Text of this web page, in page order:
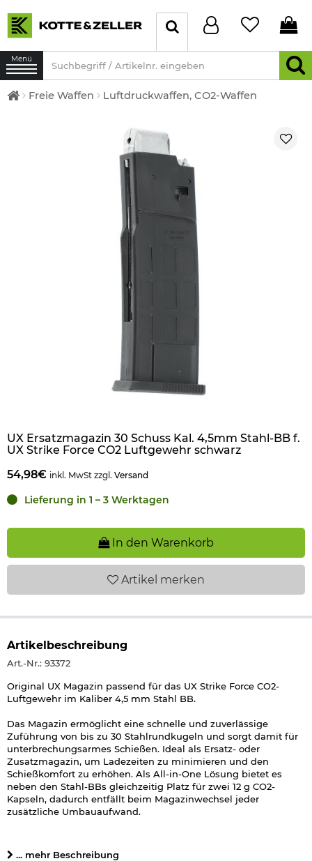
Menü
Freie Waffen Luftdruckwaffen, CO2-Waffen
UX Ersatzmagazin 30 Schuss Kal. 4,5mm Stahl-BB f.
UX Strike Force CO2 Luftgewehr schwarz
54,98€ inkl. MwSt zzgl. Versand
Lieferung in 1 – 3 Werktagen
In den Warenkorb
Artikel merken
Artikelbeschreibung
Art.-Nr.: 93372
Original UX Magazin passend für das UX Strike Force CO2-
Luftgewehr im Kaliber 4,5 mm Stahl BB.
Das Magazin ermöglicht eine schnelle und zuverlässige
Zuführung von bis zu 30 Stahlrundkugeln und sorgt damit für
unterbrechungsarmes Schießen. Ideal als Ersatz- oder
Zusatzmagazin, um Ladezeiten zu minimieren und den
Schießkomfort zu erhöhen. Als All-in-One Lösung bietet es
neben den Stahl-BBs gleichzeitig Platz für zwei 12 g CO2-
Kapseln, dadurch entfällt beim Magazinwechsel jeder
zusätzliche Umbauaufwand.
Kaliber 4,5 mm Stahl-BB.
... mehr Beschreibung